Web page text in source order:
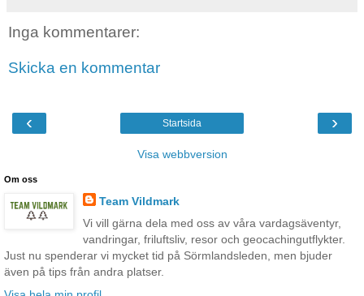
Inga kommentarer:
Skicka en kommentar
‹ ›
Startsida
Visa webbversion
Om oss
Team Vildmark
Vi vill gärna dela med oss av våra vardagsäventyr,
vandringar, friluftsliv, resor och geocachingutflykter.
Just nu spenderar vi mycket tid på Sörmlandsleden, men bjuder
även på tips från andra platser.